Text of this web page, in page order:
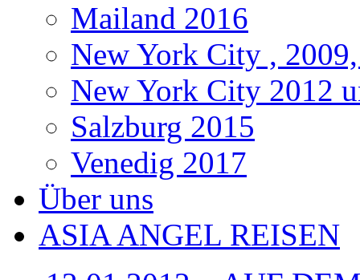
Mailand 2016
New York City ,
New York City 2012
Salzburg 2015
Venedig 2017
Über uns
ASIA ANGEL REISEN